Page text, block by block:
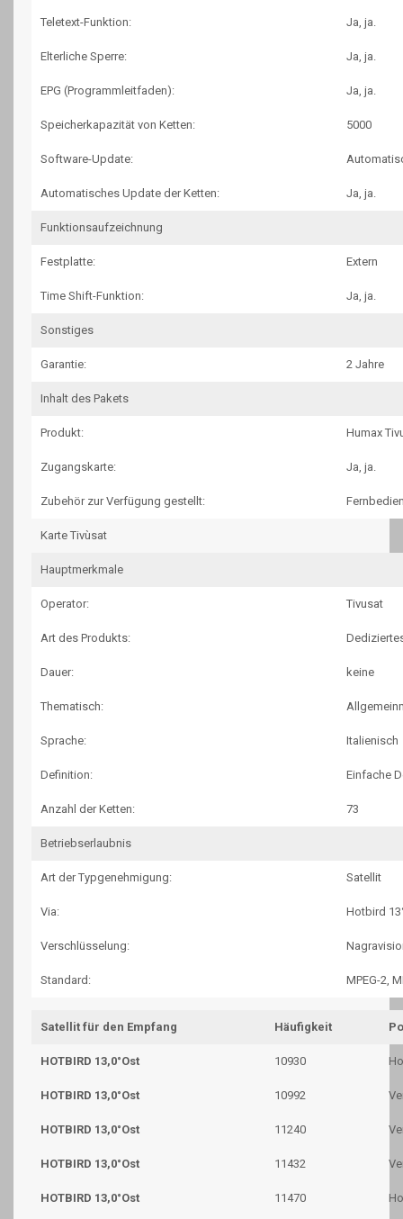
Teletext-Funktion: Ja, ja.
Elterliche Sperre: Ja, ja.
EPG (Programmleitfaden): Ja, ja.
Speicherkapazität von Ketten: 5000
Software-Update:
Automatisches Update der Ketten: Ja, ja.
Funktionsaufzeichnung
Festplatte: Extern
Time Shift-Funktion: Ja, ja.
Sonstiges
Garantie: 2 Jahre
Inhalt des Pakets
Produkt: Humax
Zugangskarte: Ja, ja.
Zubehör zur Verfügung gestellt:
Karte Tivùsat
Hauptmerkmale
Operator: Tivusat
Art des Produkts:
Dauer: keine
Thematisch:
Sprache: Italienisch
Definition: Einfache
Anzahl der Ketten: 73
Betriebserlaubnis
Art der Typgenehmigung: Satellit
Via: Hotbird
Verschlüsselung:
Standard: MPEG-2,
Satellit für den Empfang Häufigkeit
HOTBIRD 13,0°Ost 10930
HOTBIRD 13,0°Ost 10992
HOTBIRD 13,0°Ost 11240
HOTBIRD 13,0°Ost 11432
HOTBIRD 13,0°Ost 11470